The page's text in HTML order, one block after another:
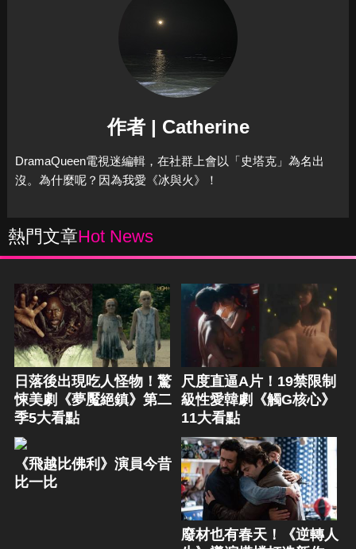
作者 | Catherine
DramaQueen電視迷編輯，在社群上會以「史塔克」為名出
沒。為什麼呢？因為我愛《冰與火》！
熱門文章Hot News
日落後出現吃人怪物！驚
悚美劇《夢魘絕鎮》第二
季5大看點
尺度直逼A片！19禁限制
級性愛韓劇《觸G核心》
11大看點
《飛越比佛利》演員今昔
比一比
廢材也有春天！《逆轉人